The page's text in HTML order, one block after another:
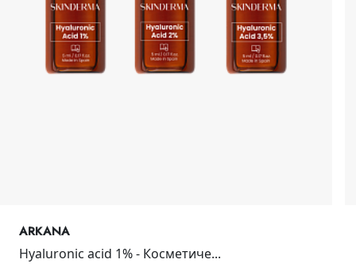
ARKANA
Hyaluronic acid 1% - Косметиче...